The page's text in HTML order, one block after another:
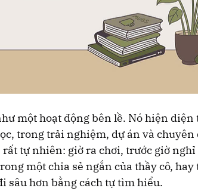
một hoạt động bên lề. Nó hiện
trong trải nghiệm, dự án và chuyên
tự nhiên: giờ ra chơi, trước giờ
một chia sẻ ngắn của thầy cô,
sâu hơn bằng cách tự tìm hiểu.